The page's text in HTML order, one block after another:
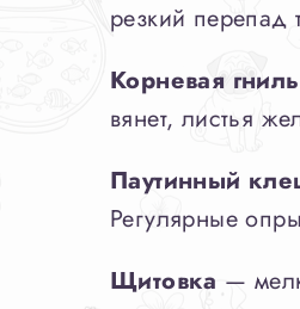
резкий перепад
Корневая гниль
вянет, листья
Паутинный
Регулярные
Щитовка —